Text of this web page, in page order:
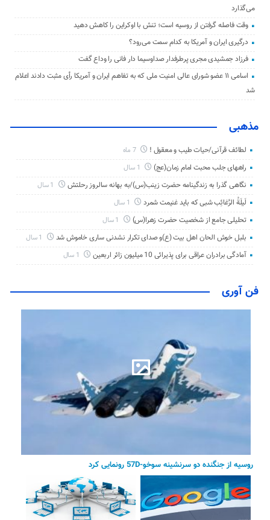
می‌گذارد
وقت فاصله گرفتن از روسیه است؛ تنش با اوکراین را کاهش دهید
درگیری ایران و آمریکا به کدام سمت می‌رود؟
فرزاد جمشیدی مجری پرطرفدار صداوسیما دار فانی را وداع گفت
اسامی ۱۱ عضو شورای عالی امنیت ملی که به تفاهم ایران و آمریکا رأی مثبت دادند اعلام
شد
مذهبی
لطائف قرآنی/حیات طیب و معقول ! 7 ماه
راههای جلب محبت امام زمان(عج)
نگاهی گذرا به زندگینامه حضرت زینب(س)/به بهانه سالروز رحلتش
لَیلَةُ الرَّغائِب شبی که باید غنیمت شمرد
تحلیلی جامع از شخصیت حضرت زهرا(س)
بلبل خوش الحان اهل بیت (ع)و صدای تکرار نشدنی ساری خاموش شد
آمادگی برادران عراقی برای پذیرائی 10 میلیون زائر اربعین
فن آوری
روسیه از جنگنده دو سرنشینه سوخو-57D رونمایی کرد